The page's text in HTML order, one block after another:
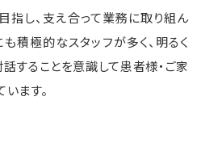
指し、支え合って業務に取り組ん
積極的なスタッフが多く、明るく
することを意識して患者様・ご家
ます。